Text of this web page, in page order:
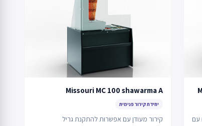
עם
Missouri MC 100 shawarma A
יחידת קירור פנימית
קירור מעודן עם אפשרות להתקנת גריל